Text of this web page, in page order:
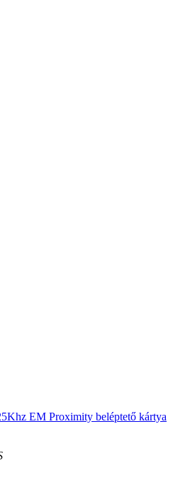
EM Proximity beléptető kártya